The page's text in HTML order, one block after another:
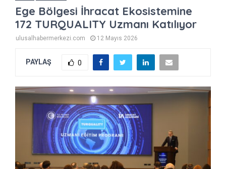
Ege Bölgesi İhracat Ekosistemine
172 TURQUALITY Uzmanı Katılıyor
ulusalhabermerkezi.com 12 Mayıs 2026
PAYLAŞ 0